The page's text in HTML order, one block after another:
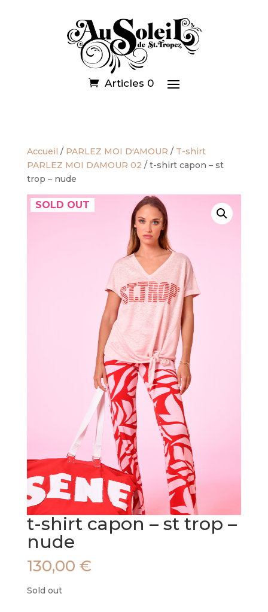
Articles 0
Accueil / PARLEZ MOI D'AMOUR / T-shirt
PARLEZ MOI DAMOUR 02 / t-shirt capon – st
trop – nude
SOLD OUT
t-shirt capon – st trop –
nude
130,00 €
Sold out